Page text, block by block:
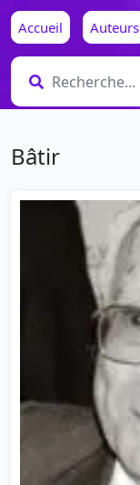
Accueil Auteurs
Bâtir